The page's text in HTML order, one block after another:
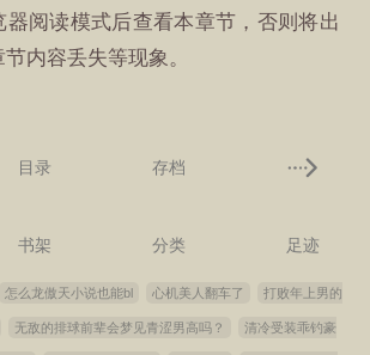
器阅读模式后查看本章节，否则将出
内容丢失等现象。
目录 存档
书架 分类 足迹
怎么龙傲天小说也能bl 心机美人翻车了 打败年上男的
无敌的排球前辈会梦见青涩男高吗？ 清冷受装乖钓豪